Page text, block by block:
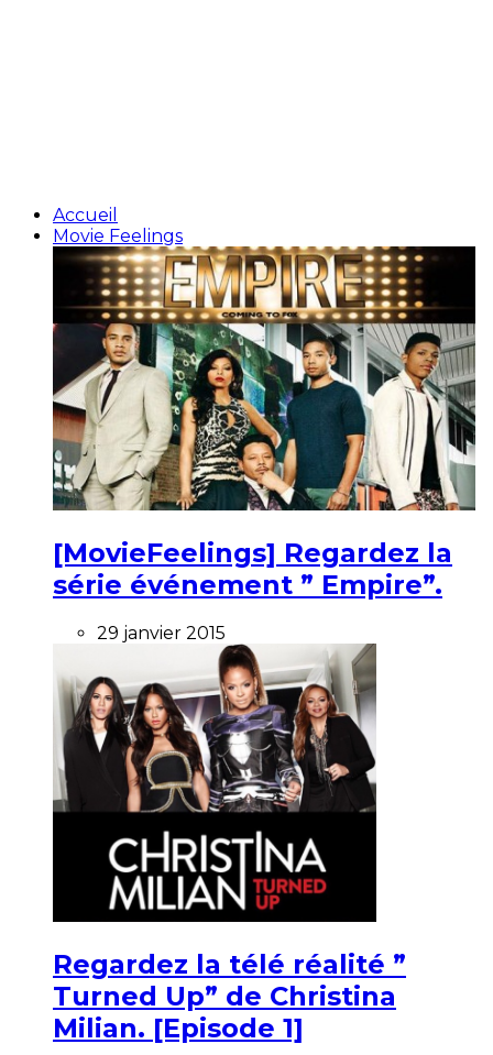
Accueil
Movie Feelings
[MovieFeelings] Regardez la
série événement ” Empire”.
29 janvier 2015
Regardez la télé réalité ”
Turned Up” de Christina
Milian. [Episode 1]